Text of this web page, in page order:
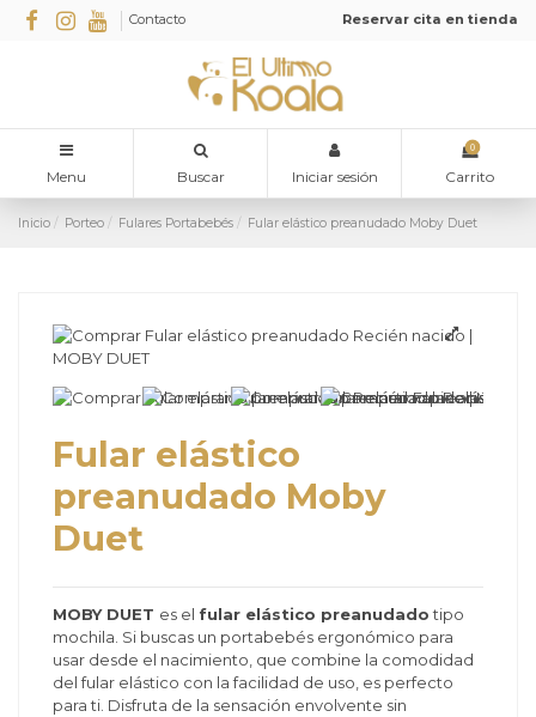
Contacto Reservar cita en tienda
Menu Buscar Iniciar sesión
0
Carrito
Inicio Porteo Fulares Portabebés Fular elástico preanudado Moby Duet
Fular elástico
preanudado Moby
Duet
MOBY DUET es el fular elástico preanudadotipo
mochila. Si buscas un portabebés ergonómico para
usar desde el nacimiento, que combine la comodidad
del fular elástico con la facilidad de uso, es perfecto
para ti. Disfruta de la sensación envolvente sin